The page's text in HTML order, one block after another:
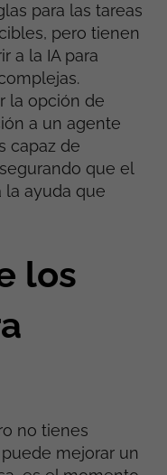
para las tareas
pero tienen
a la IA para
la opción de
a un agente
capaz de
que el
la ayuda que
los
no tienes
mejorar un